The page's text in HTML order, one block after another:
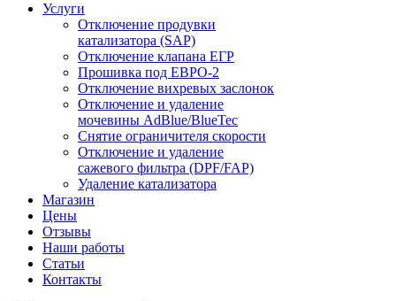
Услуги
Отключение продувки
катализатора (SAP)
Отключение клапана ЕГР
Прошивка под ЕВРО-2
Отключение вихревых заслонок
Отключение и удаление
мочевины AdBlue/BlueTec
Снятие ограничителя скорости
Отключение и удаление
сажевого фильтра (DPF/FAP)
Удаление катализатора
Магазин
Цены
Отзывы
Наши работы
Статьи
Контакты